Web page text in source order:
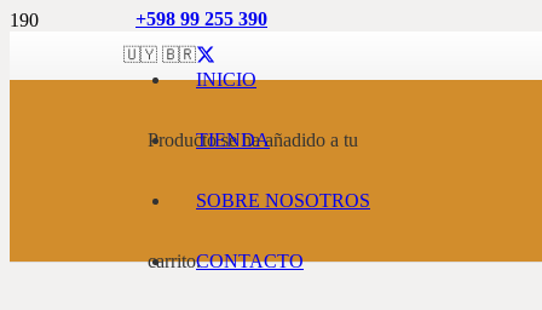
🇺🇾 🇧🇷
+598 99 255 390
Productose ha añadido a tu
carrito.
INICIO
TIENDA
SOBRE NOSOTROS
CONTACTO